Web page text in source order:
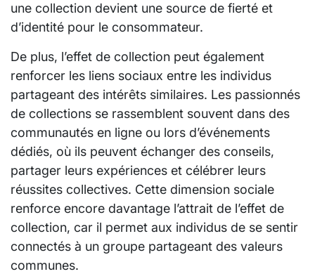
une collection devient une source de fierté et
d’identité pour le consommateur.
De plus, l’effet de collection peut également
renforcer les liens sociaux entre les individus
partageant des intérêts similaires. Les passionnés
de collections se rassemblent souvent dans des
communautés en ligne ou lors d’événements
dédiés, où ils peuvent échanger des conseils,
partager leurs expériences et célébrer leurs
réussites collectives. Cette dimension sociale
renforce encore davantage l’attrait de l’effet de
collection, car il permet aux individus de se sentir
connectés à un groupe partageant des valeurs
communes.